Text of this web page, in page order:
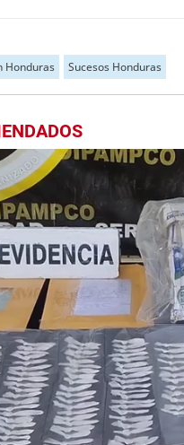
Honduras Sucesos Honduras